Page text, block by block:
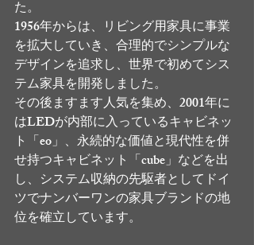
た。
1956年からは、リビング用家具に事業
を拡大していき、合理的でシンプルな
デザインを追求し、世界で初めてシス
テム家具を開発しました。
その後ますます人気を集め、2001年に
はLEDが内部に入っているキャビネッ
ト「eo」、永続的な価値と現代性を併
せ持つキャビネット「cube」などを出
し、システム収納の先駆者としてドイ
ツでナンバーワンの家具ブランドの地
位を確立しています。